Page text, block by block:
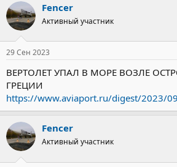
Fencer
Активный участник
29 Сен 2023
ВЕРТОЛЕТ УПАЛ В МОРЕ ВОЗЛЕ
ГРЕЦИИ
https://www.aviaport.ru/digest/2023/
Fencer
Активный участник